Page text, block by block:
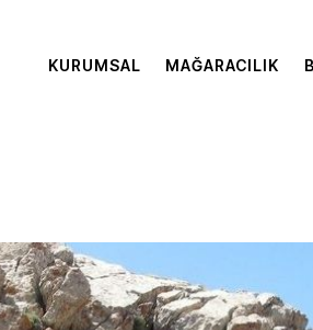
KURUMSAL MAĞARACILIK